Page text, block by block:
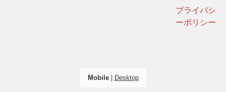
プライバシ
ーポリシー
Mobile| Desktop